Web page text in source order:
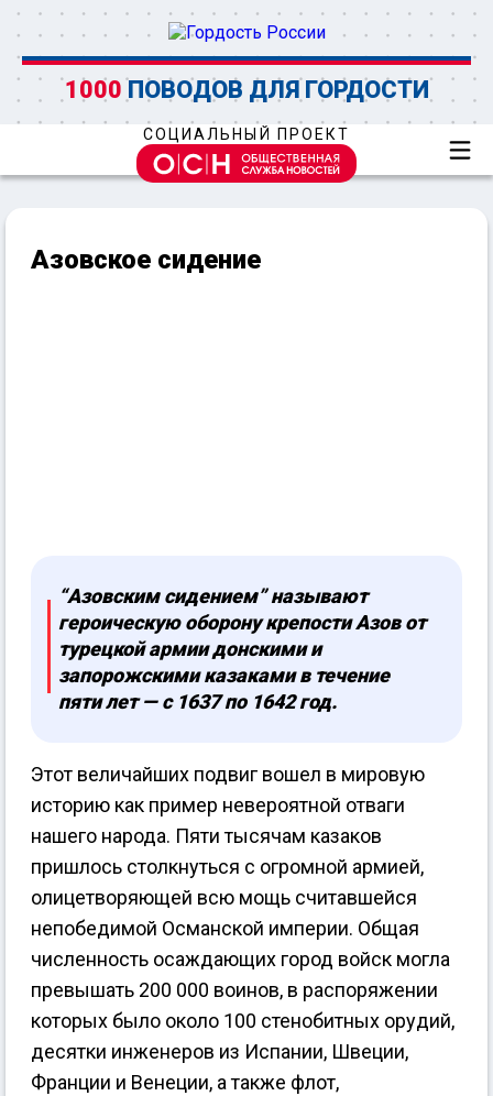
1000 ПОВОДОВ ДЛЯ ГОРДОСТИ
СОЦИАЛЬНЫЙ ПРОЕКТ
Азовское сидение
“Азовским сидением” называют
героическую оборону крепости Азов от
турецкой армии донскими и
запорожскими казаками в течение
пяти лет — с 1637 по 1642 год.
Этот величайших подвиг вошел в мировую
историю как пример невероятной отваги
нашего народа. Пяти тысячам казаков
пришлось столкнуться с огромной армией,
олицетворяющей всю мощь считавшейся
непобедимой Османской империи. Общая
численность осаждающих город войск могла
превышать 200 000 воинов, в распоряжении
которых было около 100 стенобитных орудий,
десятки инженеров из Испании, Швеции,
Франции и Венеции, а также флот,